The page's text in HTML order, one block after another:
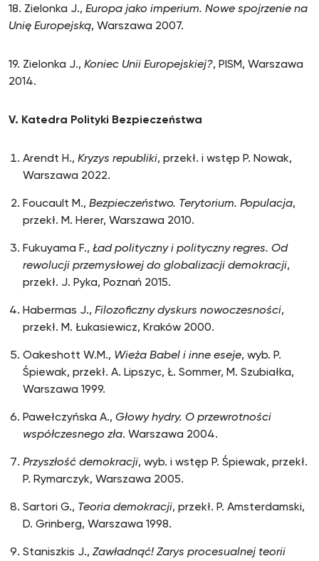
18. Zielonka J., Europa jako imperium. Nowe spojrzenie na
Unię Europejską, Warszawa 2007.
19. Zielonka J., Koniec Unii Europejskiej?, PISM, Warszawa
2014.
V. Katedra Polityki Bezpieczeństwa
Arendt H., Kryzys republiki, przekł. i wstęp P. Nowak,
Warszawa 2022.
Foucault M., Bezpieczeństwo. Terytorium. Populacja,
przekł. M. Herer, Warszawa 2010.
Fukuyama F., Ład polityczny i polityczny regres. Od
rewolucji przemysłowej do globalizacji demokracji,
przekł. J. Pyka, Poznań 2015.
Habermas J., Filozoficzny dyskurs nowoczesności,
przekł. M. Łukasiewicz, Kraków 2000.
Oakeshott W.M., Wieża Babel i inne eseje, wyb. P.
Śpiewak, przekł. A. Lipszyc, Ł. Sommer, M. Szubiałka,
Warszawa 1999.
Pawełczyńska A., Głowy hydry. O przewrotności
współczesnego zła. Warszawa 2004.
Przyszłość demokracji, wyb. i wstęp P. Śpiewak, przekł.
P. Rymarczyk, Warszawa 2005.
Sartori G., Teoria demokracji, przekł. P. Amsterdamski,
D. Grinberg, Warszawa 1998.
Staniszkis J., Zawładnąć! Zarys procesualnej teorii